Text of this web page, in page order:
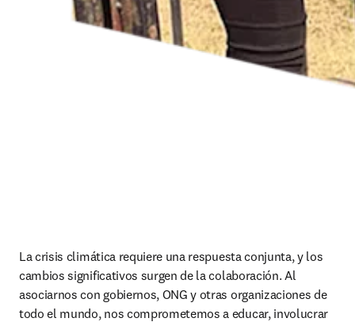
La crisis climática requiere una respuesta conjunta, y los
cambios significativos surgen de la colaboración. Al
asociarnos con gobiernos, ONG y otras organizaciones de
todo el mundo, nos comprometemos a educar, involucrar